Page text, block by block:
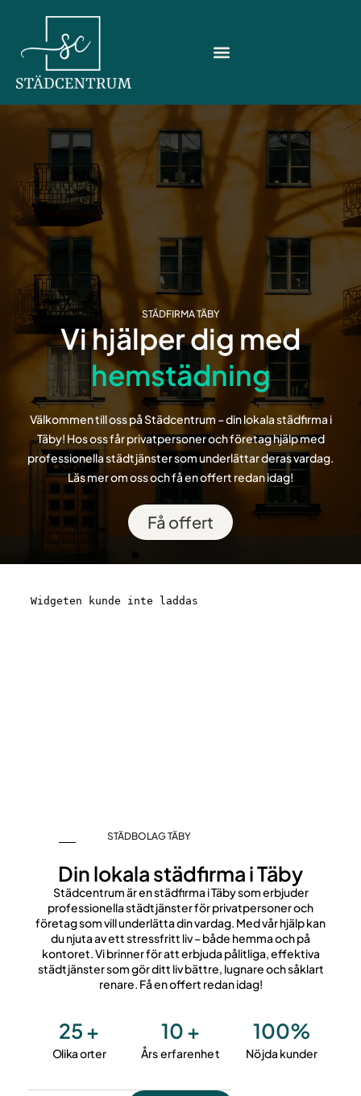
innehåll
STÄDFIRMA TÄBY
Vi hjälper dig med
hemstädning
Välkommen till oss på Städcentrum – din lokala städfirma i
Täby! Hos oss får privatpersoner och företag hjälp med
professionella städtjänster som underlättar deras vardag.
Läs mer om oss och få en offert redan idag!
Få offert
STÄDBOLAG TÄBY
Din lokala städfirma i Täby
Städcentrum är en städfirma i Täby som erbjuder
professionella städtjänster för privatpersoner och
företag som vill underlätta din vardag. Med vår hjälp kan
du njuta av ett stressfritt liv – både hemma och på
kontoret. Vi brinner för att erbjuda pålitliga, effektiva
städtjänster som gör ditt liv bättre, lugnare och såklart
renare. Få en offert redan idag!
25 +
Olika orter
10 +
Års erfarenhet
100%
Nöjda kunder